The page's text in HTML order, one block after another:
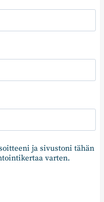
ja sivustoni tähän
varten.